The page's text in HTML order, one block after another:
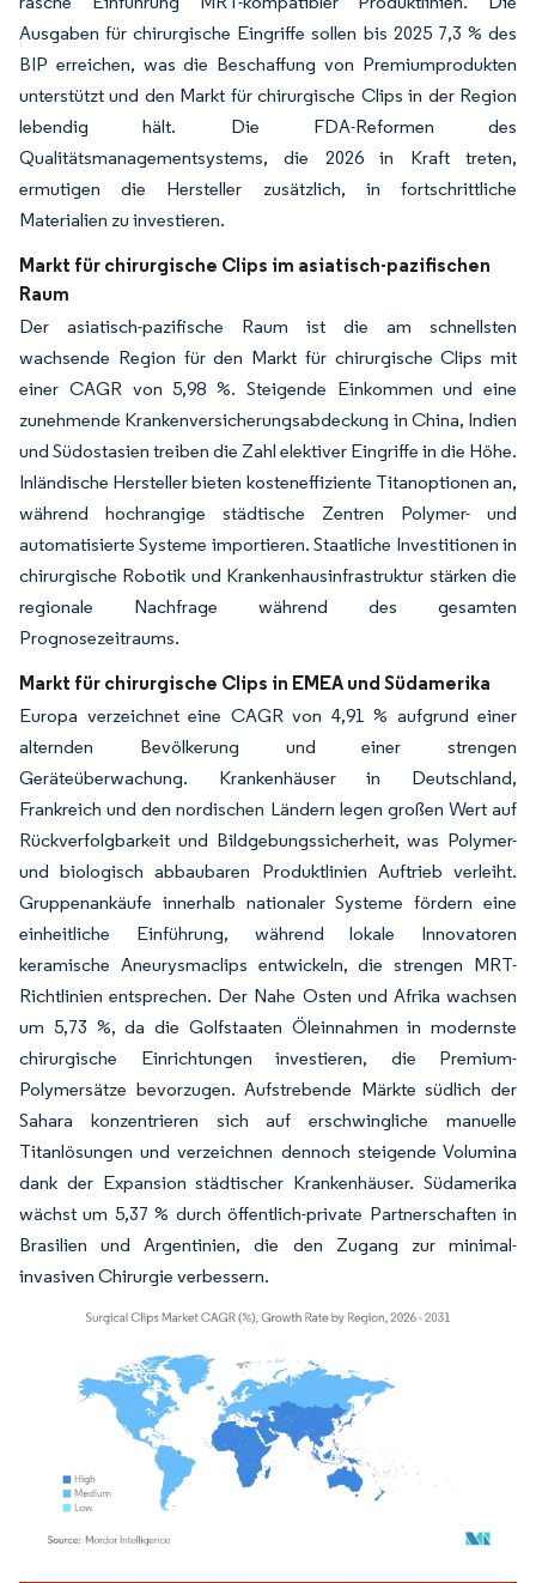
Ausgaben für chirurgische Eingriffe sollen bis 2025 7,3 % des
BIP erreichen, was die Beschaffung von Premiumprodukten
unterstützt und den Markt für chirurgische Clips in der Region
lebendig hält. Die FDA-Reformen des
Qualitätsmanagementsystems, die 2026 in Kraft treten,
ermutigen die Hersteller zusätzlich, in fortschrittliche
Materialien zu investieren.
Markt für chirurgische Clips im asiatisch-pazifischen
Raum
Der asiatisch-pazifische Raum ist die am schnellsten
wachsende Region für den Markt für chirurgische Clips mit
einer CAGR von 5,98 %. Steigende Einkommen und eine
zunehmende Krankenversicherungsabdeckung in China, Indien
und Südostasien treiben die Zahl elektiver Eingriffe in die Höhe.
Inländische Hersteller bieten kosteneffiziente Titanoptionen an,
während hochrangige städtische Zentren Polymer- und
automatisierte Systeme importieren. Staatliche Investitionen in
chirurgische Robotik und Krankenhausinfrastruktur stärken die
regionale Nachfrage während des gesamten
Prognosezeitraums.
Markt für chirurgische Clips in EMEA und Südamerika
Europa verzeichnet eine CAGR von 4,91 % aufgrund einer
alternden Bevölkerung und einer strengen
Geräteüberwachung. Krankenhäuser in Deutschland,
Frankreich und den nordischen Ländern legen großen Wert auf
Rückverfolgbarkeit und Bildgebungssicherheit, was Polymer-
und biologisch abbaubaren Produktlinien Auftrieb verleiht.
Gruppenankäufe innerhalb nationaler Systeme fördern eine
einheitliche Einführung, während lokale Innovatoren
keramische Aneurysmaclips entwickeln, die strengen MRT-
Richtlinien entsprechen. Der Nahe Osten und Afrika wachsen
um 5,73 %, da die Golfstaaten Öleinnahmen in modernste
chirurgische Einrichtungen investieren, die Premium-
Polymersätze bevorzugen. Aufstrebende Märkte südlich der
Sahara konzentrieren sich auf erschwingliche manuelle
Titanlösungen und verzeichnen dennoch steigende Volumina
dank der Expansion städtischer Krankenhäuser. Südamerika
wächst um 5,37 % durch öffentlich-private Partnerschaften in
Brasilien und Argentinien, die den Zugang zur minimal-
invasiven Chirurgie verbessern.